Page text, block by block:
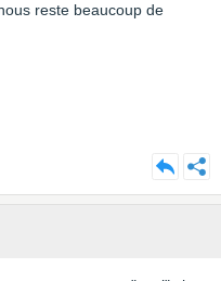
reste beaucoup de